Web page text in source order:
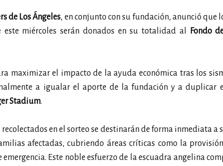
de Los Ángeles, en conjunto con su fundación, anunció que
este miércoles serán donados en su totalidad al
Fondo
maximizar el impacto de la ayuda económica tras los
a igualar el aporte de la fundación y a duplicar
Stadium.
recolectados en el sorteo se destinarán de forma inmediata
afectadas, cubriendo áreas críticas como la
Este noble esfuerzo de la escuadra angelina